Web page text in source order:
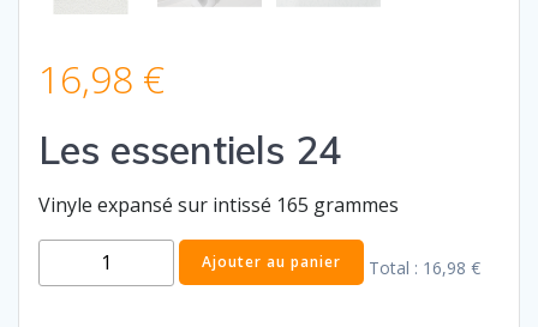
16,98 €
Les essentiels 24
Vinyle expansé sur intissé 165 grammes
quantité
de
Ajouter au panier Total : 16,98 €